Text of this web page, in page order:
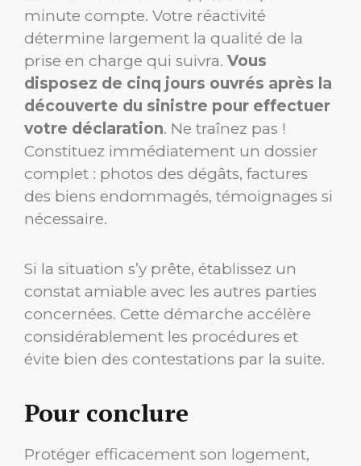
minute compte. Votre réactivité
détermine largement la qualité de la
prise en charge qui suivra. Vous
disposez de cinq jours ouvrés après la
découverte du sinistre pour effectuer
votre déclaration. Ne traînez pas !
Constituez immédiatement un dossier
complet : photos des dégâts, factures
des biens endommagés, témoignages si
nécessaire.
Si la situation s’y prête, établissez un
constat amiable avec les autres parties
concernées. Cette démarche accélère
considérablement les procédures et
évite bien des contestations par la suite.
Pour conclure
Protéger efficacement son logement,